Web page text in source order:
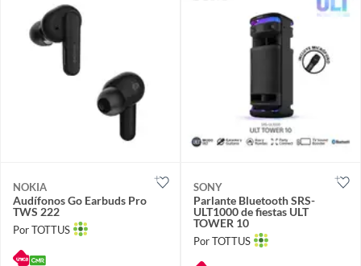
NOKIA
Audífonos Go Earbuds Pro
TWS 222
Por TOTTUS
SONY
Parlante Bluetooth SRS-
ULT1000 de fiestas ULT
TOWER 10
Por TOTTUS